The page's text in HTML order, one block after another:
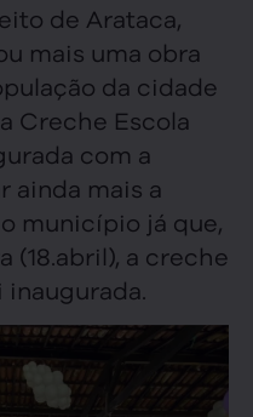
de Arataca,
mais uma obra
da cidade
Creche Escola
com a
ainda mais a
município já que,
(18.abril), a creche